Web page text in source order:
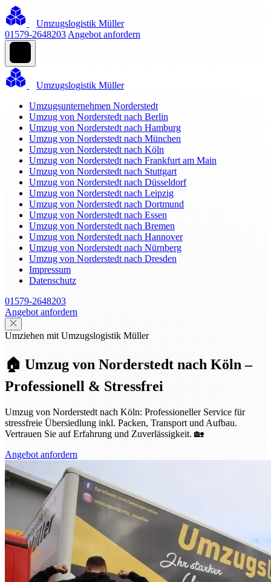
Umzugslogistik Müller
01579-2648203 Angebot anfordern
Umzugslogistik Müller
Umzugsunternehmen Norderstedt
Umzug von Norderstedt nach Berlin
Umzug von Norderstedt nach Hamburg
Umzug von Norderstedt nach München
Umzug von Norderstedt nach Köln
Umzug von Norderstedt nach Frankfurt am Main
Umzug von Norderstedt nach Stuttgart
Umzug von Norderstedt nach Düsseldorf
Umzug von Norderstedt nach Leipzig
Umzug von Norderstedt nach Dortmund
Umzug von Norderstedt nach Essen
Umzug von Norderstedt nach Bremen
Umzug von Norderstedt nach Hannover
Umzug von Norderstedt nach Nürnberg
Umzug von Norderstedt nach Dresden
Impressum
Datenschutz
01579-2648203
Angebot anfordern
Umziehen mit Umzugslogistik Müller
🏠 Umzug von Norderstedt nach Köln –
Professionell & Stressfrei
Umzug von Norderstedt nach Köln: Professioneller Service für
stressfreie Übersiedlung inkl. Packen, Transport und Aufbau.
Vertrauen Sie auf Erfahrung und Zuverlässigkeit. 🏡
Angebot anfordern